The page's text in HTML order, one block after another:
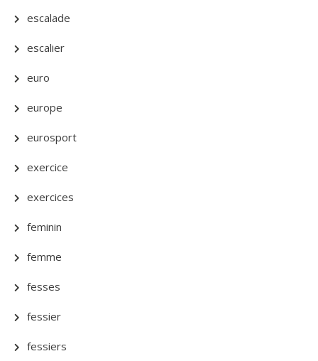
escalade
escalier
euro
europe
eurosport
exercice
exercices
feminin
femme
fesses
fessier
fessiers